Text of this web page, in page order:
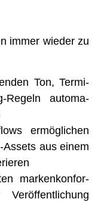
immer wie­der zu
Ton, Ter­mi­
Regeln auto­ma­
ermög­li­chen
aus einem
mar­ken­kon­for­